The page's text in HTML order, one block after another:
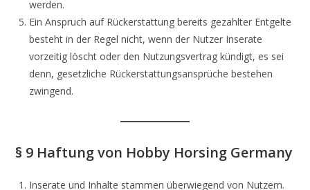
werden.
Ein Anspruch auf Rückerstattung bereits gezahlter Entgelte
besteht in der Regel nicht, wenn der Nutzer Inserate
vorzeitig löscht oder den Nutzungsvertrag kündigt, es sei
denn, gesetzliche Rückerstattungsansprüche bestehen
zwingend.
§ 9 Haftung von Hobby Horsing Germany
Inserate und Inhalte stammen überwiegend von Nutzern.